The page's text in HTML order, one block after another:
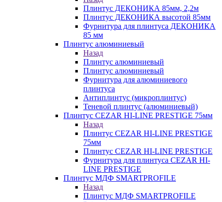
Плинтус ДЕКОНИКА 85мм, 2,2м
Плинтус ДЕКОНИКА высотой 85мм
Фурнитура для плинтуса ДЕКОНИКА
85 мм
Плинтус алюминиевый
Назад
Плинтус алюминиевый
Плинтус алюминиевый
Фурнитура для алюминиевого
плинтуса
Антиплинтус (микроплинтус)
Теневой плинтус (алюминиевый)
Плинтус CEZAR HI-LINE PRESTIGE 75мм
Назад
Плинтус CEZAR HI-LINE PRESTIGE
75мм
Плинтус CEZAR HI-LINE PRESTIGE
Фурнитура для плинтуса CEZAR HI-
LINE PRESTIGE
Плинтус МДФ SMARTPROFILE
Назад
Плинтус МДФ SMARTPROFILE